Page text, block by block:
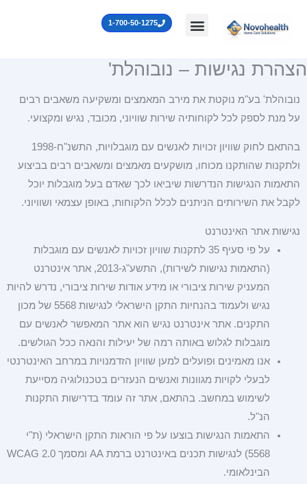
לתוכן
1-700-50-1275
הצהרת נגישות – נובוהלת'
נובוהלת' בע"מ נוקטת את מירב המאמצים ומשקיעה משאבים רבים
על מנת לספק לכל לקוחותיה שירות שוויוני, מכובד, נגיש ומקצועי.
בהתאם לחוק שוויון זכויות לאנשים עם מוגבלויות, התשנ"ח-1998
ולתקנות שהותקנו מכוחו, מושקעים מאמצים ומשאבים רבים בביצוע
התאמות הנגישות הנדרשות שיביאו לכך שאדם בעל מוגבלות יוכל
לקבל את השירותים הניתנים לכלל הלקוחות, באופן עצמאי ושוויוני.
נגישות אתר האינטרנט
על פי סעיף 35 לתקנות שוויון זכויות לאנשים עם מוגבלות
(התאמות נגישות לשירות), התשע"ג-2013, אתר אינטרנט
המעניק שירות ציבורי או מידע אודות שירות ציבורי, נדרש להיות
נגיש ולעמוד בהנחיות התקן הישראלי לנגישות 5568 של מכון
התקנים. אתר אינטרנט נגיש הוא אתר המאפשר לאנשים עם
מוגבלות לגלוש באותה רמה של יעילות והנאה ככל הגולשים.
אנו מאמינים ופועלים למען שוויון הזדמנויות במרחב האינטרנטי
לבעלי לקויות מגוונות ואנשים הנעזרים בטכנולוגיה מסייעת
לשימוש במחשב. בהתאם, אתר זה עומד בדרישות התקנות
הנ"ל.
התאמות הנגישות בוצעו על פי הוראות התקן הישראלי (ת"י
5568) לנגישות תכנים באינטרנט ברמת AA ומסמך WCAG 2.0
הבינלאומי.